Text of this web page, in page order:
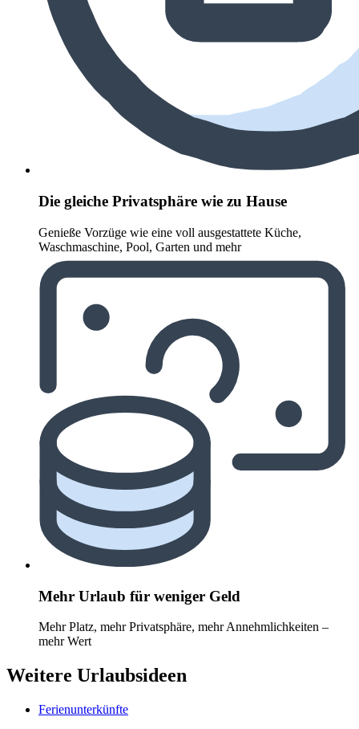
Die gleiche Privatsphäre wie zu Hause
Genieße Vorzüge wie eine voll ausgestattete Küche,
Waschmaschine, Pool, Garten und mehr
Mehr Urlaub für weniger Geld
Mehr Platz, mehr Privatsphäre, mehr Annehmlichkeiten –
mehr Wert
Weitere Urlaubsideen
Ferienunterkünfte